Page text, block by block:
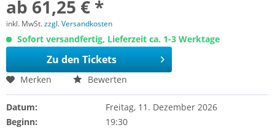
ab 61,25 € *
inkl. MwSt.zzgl. Versandkosten
Sofort versandfertig, Lieferzeit ca. 1-3 Werktage
Zu den Tickets
Merken Bewerten
Datum:
Freitag, 11. Dezember 2026
Beginn:
19:30